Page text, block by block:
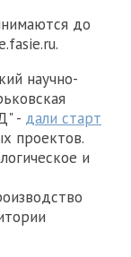
до
научно-
- дали старт
проектов.
и